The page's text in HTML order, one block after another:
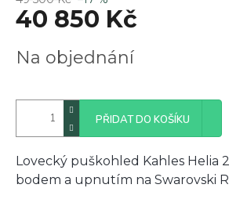
40 850 Kč
cena:
Na objednání
PŘIDAT DO KOŠÍKU
Lovecký puškohled Kahles Helia
bodem a upnutím na Swarovski